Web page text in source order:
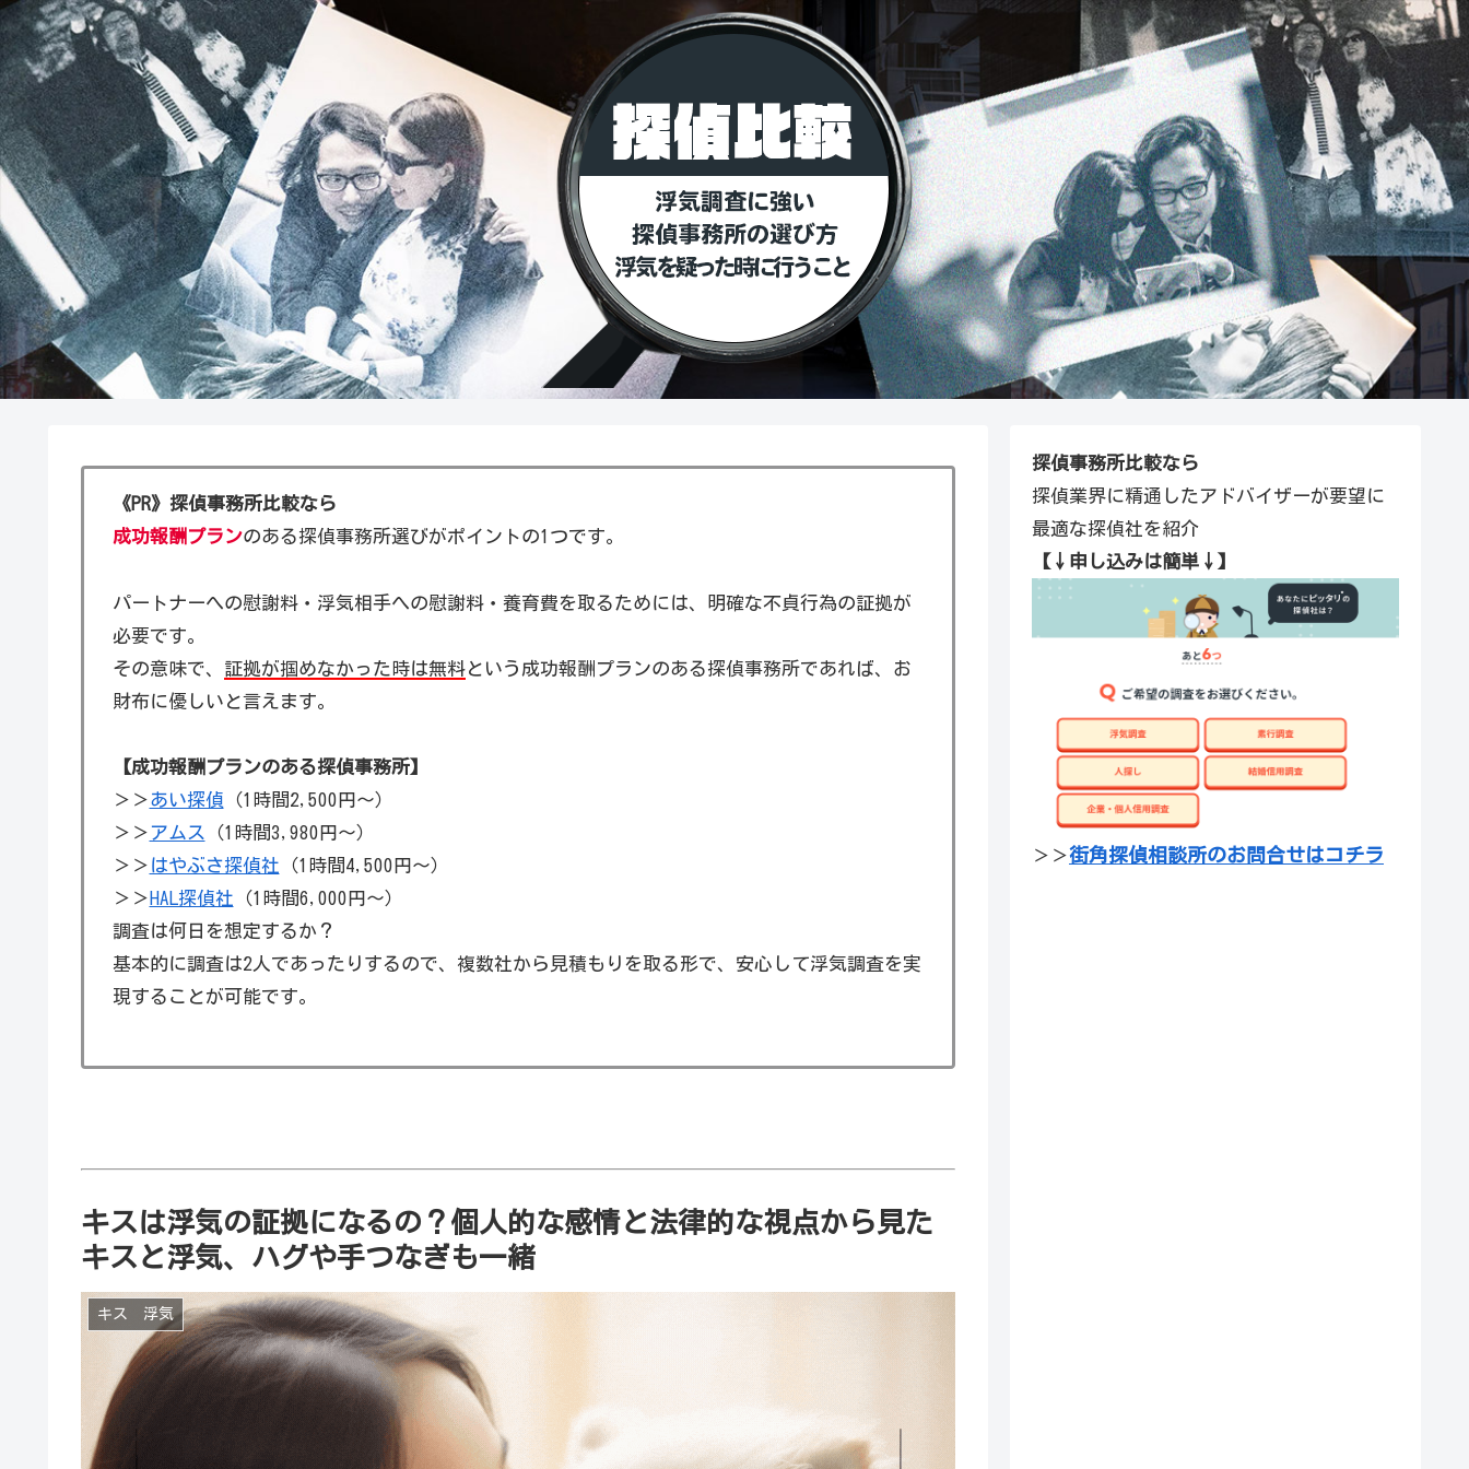
《PR》探偵事務所比較なら
成功報酬プランのある探偵事務所選びがポイントの1つです。
パートナーへの慰謝料・浮気相手への慰謝料・養育費を取るためには、明確な不貞行為の証拠が
必要です。
その意味で、 証拠が掴めなかった時は無料という成功報酬プランのある探偵事務所であれば、お
財布に優しいと言えます。
【成功報酬プランのある探偵事務所】
＞＞あい探偵 （1時間2,500円～）
＞＞アムス （1時間3,980円～）
＞＞ はやぶさ探偵社 （1時間4,500円～）
＞＞ HAL探偵社 （1時間6,000円～）
調査は何日を想定するか？
基本的に調査は2人であったりするので、複数社から見積もりを取る形で、安心して浮気調査を実
現することが可能です。
キスは浮気の証拠になるの？個人的な感情と法律的な視点から見た
キスと浮気、ハグや手つなぎも一緒
キス 浮気
探偵事務所比較なら
探偵業界に精通したアドバイザーが要望に
最適な探偵社を紹介
【↓申し込みは簡単↓】
＞＞街角探偵相談所のお問合せはコチラ